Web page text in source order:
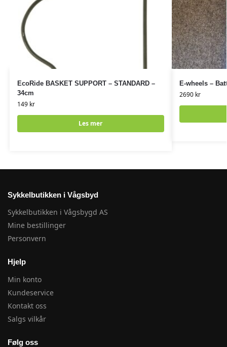
EcoRide BASKET SUPPORT – STANDARD –
34cm
149 kr
Les mer
E-wheels –
2690 kr
Sykkelbutikken i Vågsbyd
Sykkelbutikken i Vågsbygd AS
Mine bestillinger
Personvern
Hjelp
Min konto
Kundeservice
Kontakt oss
Salgs vilkår
Følg oss